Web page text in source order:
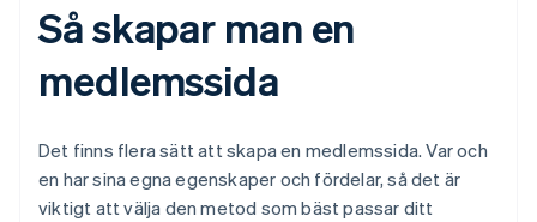
Så skapar man en
medlemssida
Det finns flera sätt att skapa en medlemssida. Var och
en har sina egna egenskaper och fördelar, så det är
viktigt att välja den metod som bäst passar ditt